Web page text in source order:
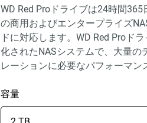
WD Red Proドライブは24時間
の商用およびエンタープライズ
ドに対応します。WD Red Proド
化されたNASシステムで、大量の
レーションに必要なパフォーマン
容量